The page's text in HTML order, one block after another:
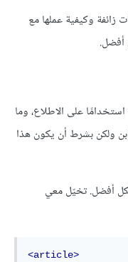
هذا الدرس سوف نتحدث عن 5 فئات زائفة وكيفية عملها مع
أفضل.
استخدامًا على الاطلاع، وما
ولكن بشرط أن يكون هذا
أفضل. تخيّل معي
<article>